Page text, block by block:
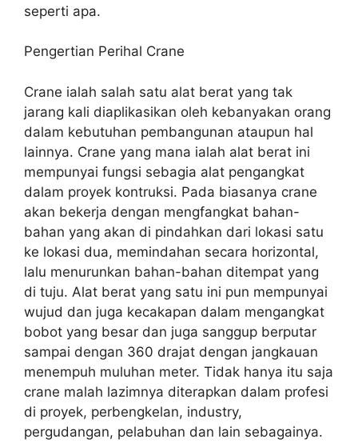
seperti apa.
Pengertian Perihal Crane
Crane ialah salah satu alat berat yang tak
jarang kali diaplikasikan oleh kebanyakan orang
dalam kebutuhan pembangunan ataupun hal
lainnya. Crane yang mana ialah alat berat ini
mempunyai fungsi sebagia alat pengangkat
dalam proyek kontruksi. Pada biasanya crane
akan bekerja dengan mengfangkat bahan-
bahan yang akan di pindahkan dari lokasi satu
ke lokasi dua, memindahan secara horizontal,
lalu menurunkan bahan-bahan ditempat yang
di tuju. Alat berat yang satu ini pun mempunyai
wujud dan juga kecakapan dalam mengangkat
bobot yang besar dan juga sanggup berputar
sampai dengan 360 drajat dengan jangkauan
menempuh muluhan meter. Tidak hanya itu saja
crane malah lazimnya diterapkan dalam profesi
di proyek, perbengkelan, industry,
pergudangan, pelabuhan dan lain sebagainya.